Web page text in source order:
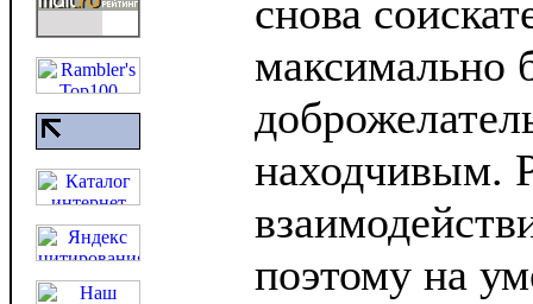
снова
максимально
находчивым.
поэтому на